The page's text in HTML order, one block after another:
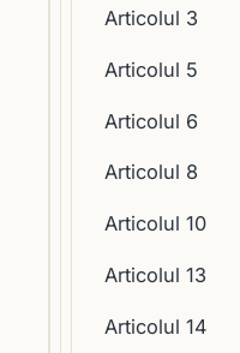
Articolul 3
Articolul 5
Articolul 6
Articolul 8
Articolul 10
Articolul 13
Articolul 14